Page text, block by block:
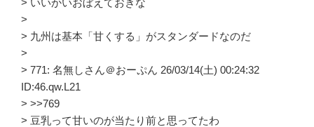
>
> 九州は基本「甘くする」がスタンダードなのだ
>
> 771: 名無しさん＠おーぷん 26/03/14(土) 00:24:32
ID:46.qw.L21
> >>769
> 豆乳って甘いのが当たり前と思ってたわ